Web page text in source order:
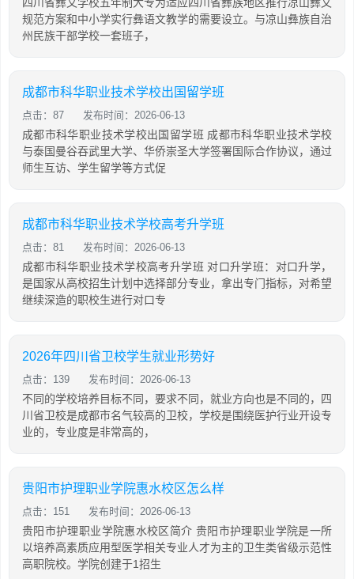
规范方案和中小学实行彝语文教学的需要设立。与凉山彝族自治
州民族干部学校一套班子，
成都市科华职业技术学校出国留学班
点击：87 发布时间：2026-06-13
成都市科华职业技术学校出国留学班 成都市科华职业技术学校
与泰国曼谷吞武里大学、华侨崇圣大学签署国际合作协议，通过
师生互访、学生留学等方式促
成都市科华职业技术学校高考升学班
点击：81 发布时间：2026-06-13
成都市科华职业技术学校高考升学班 对口升学班：对口升学，
是国家从高校招生计划中选择部分专业，拿出专门指标，对希望
继续深造的职校生进行对口专
2026年四川省卫校学生就业形势好
点击：139 发布时间：2026-06-13
不同的学校培养目标不同，要求不同，就业方向也是不同的，四
川省卫校是成都市名气较高的卫校，学校是围绕医护行业开设专
业的，专业度是非常高的，
贵阳市护理职业学院惠水校区怎么样
点击：151 发布时间：2026-06-13
贵阳市护理职业学院惠水校区简介 贵阳市护理职业学院是一所
以培养高素质应用型医学相关专业人才为主的卫生类省级示范性
高职院校。学院创建于1招生